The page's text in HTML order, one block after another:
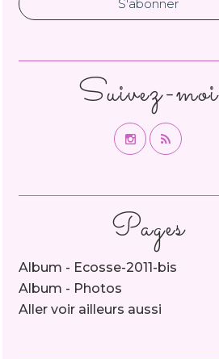
Pages
Album - Ecosse-2011-bis
Album - Photos
Aller voir ailleurs aussi
Suivez-moi